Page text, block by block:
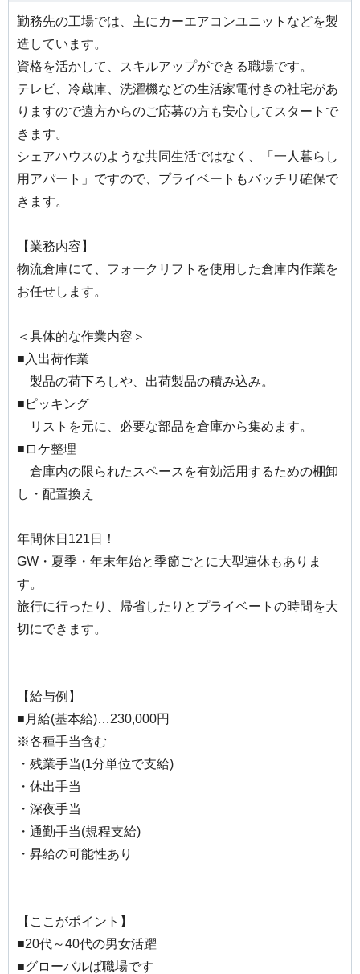
勤務先の工場では、主にカーエアコンユニットなどを製
造しています。
資格を活かして、スキルアップができる職場です。
テレビ、冷蔵庫、洗濯機などの生活家電付きの社宅があ
りますので遠方からのご応募の方も安心してスタートで
きます。
シェアハウスのような共同生活ではなく、「一人暮らし
用アパート」ですので、プライベートもバッチリ確保で
きます。
【業務内容】
物流倉庫にて、フォークリフトを使用した倉庫内作業を
お任せします。
＜具体的な作業内容＞
■入出荷作業
製品の荷下ろしや、出荷製品の積み込み。
■ピッキング
リストを元に、必要な部品を倉庫から集めます。
■ロケ整理
倉庫内の限られたスペースを有効活用するための棚卸
し・配置換え
年間休日121日！
GW・夏季・年末年始と季節ごとに大型連休もありま
す。
旅行に行ったり、帰省したりとプライベートの時間を大
切にできます。
【給与例】
■月給(基本給)…230,000円
※各種手当含む
・残業手当(1分単位で支給)
・休出手当
・深夜手当
・通勤手当(規程支給)
・昇給の可能性あり
【ここがポイント】
■20代～40代の男女活躍
■グローバルば職場です